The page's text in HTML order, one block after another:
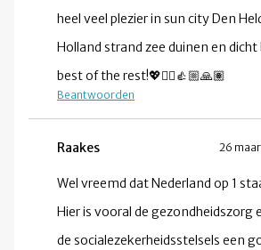
heel veel plezier in sun city Den
Holland strand zee duinen en dicht
best of the rest!💖✌🏼👍🏼🙏🏽
Beantwoorden
Raakes 26
Wel vreemd dat Nederland op 1
Hier is vooral de gezondheidszorg
de socialezekerheidsstelsels een